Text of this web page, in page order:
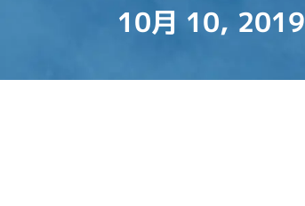
10月 10, 2019